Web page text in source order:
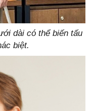
dài có thể biến tấu
biệt.